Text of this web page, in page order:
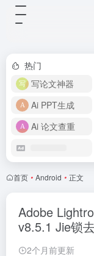
热门
写论文神器
Ai PPT生成
Ai 论文查重
首页 • Android • 正文
Adobe
v8.5.1 Jie锁
2个月前更新